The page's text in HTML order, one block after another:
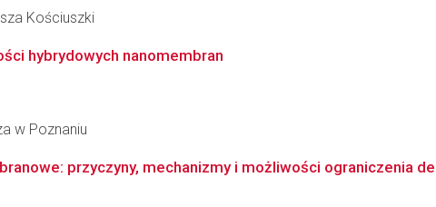
Kościuszki
hybrydowych nanomembran
w Poznaniu
przyczyny, mechanizmy i możliwości ograniczenia